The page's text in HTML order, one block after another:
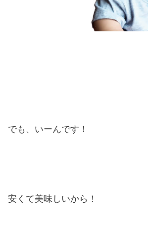
でも、いーんです！
安くて美味しいから！